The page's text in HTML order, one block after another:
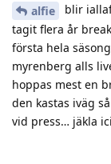
alfie
blir
tagit flera år
första hela
myrenberg alls
hoppas mest en
den kastas iväg
vid press… jäkla